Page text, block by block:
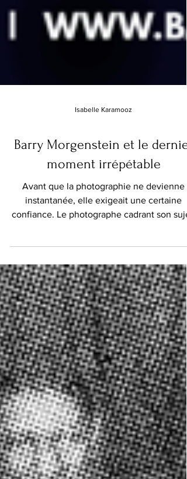
Barry Morgenstein et le dernier
moment irrépétable
Avant que la photographie ne devienne
instantanée, elle exigeait une certaine
mesurait la lumière, déclenchait
était réussie. La pellicule restait muette
l'appareil. L'instant s'écoulait. Des jours
pouvaient s'écouler avant que les négatifs
les diapositives ne révèlent si l'instinct, la
technique et le hasard s'étaient conjugués.
C'est dans ce contexte que Barry